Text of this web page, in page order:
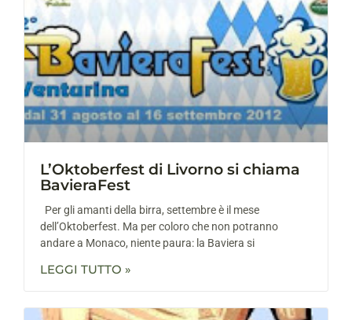
L’Oktoberfest di Livorno si chiama
BavieraFest
Per gli amanti della birra, settembre è il mese
dell’Oktoberfest. Ma per coloro che non potranno
andare a Monaco, niente paura: la Baviera si
LEGGI TUTTO »